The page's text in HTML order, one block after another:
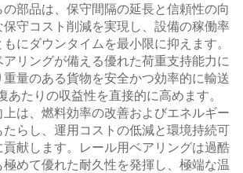
部品は、保守間隔の延長と信頼性の向
守コスト削減を実現し、設備の稼働率
にダウンタイムを最小限に抑えます。
リングが備える優れた荷重支持能力に
重量のある貨物を安全かつ効率的に輸送
あたりの収益性を直接的に高めます。
は、燃料効率の改善およびエネルギー
らし、運用コストの低減と環境持続可
献します。レール用ベアリングは過酷
めて優れた耐久性を発揮し、極端な温